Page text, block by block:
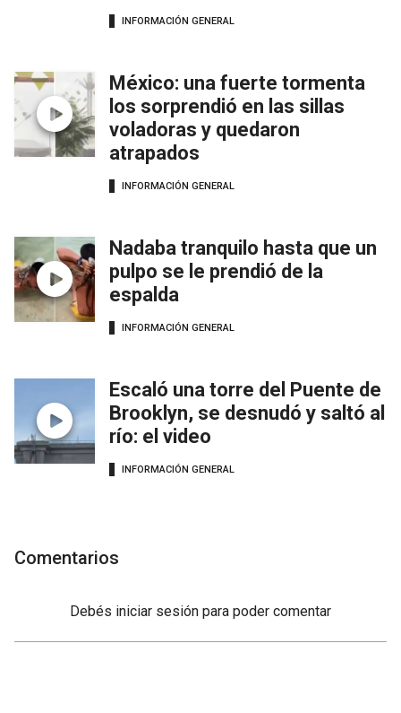
INFORMACIÓN GENERAL
México: una fuerte tormenta
los sorprendió en las sillas
voladoras y quedaron
atrapados
INFORMACIÓN GENERAL
Nadaba tranquilo hasta que un
pulpo se le prendió de la
espalda
INFORMACIÓN GENERAL
Escaló una torre del Puente de
Brooklyn, se desnudó y saltó al
río: el video
INFORMACIÓN GENERAL
Comentarios
Debés iniciar sesión para poder comentar